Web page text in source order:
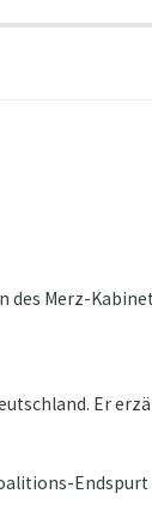
Merz-
Er